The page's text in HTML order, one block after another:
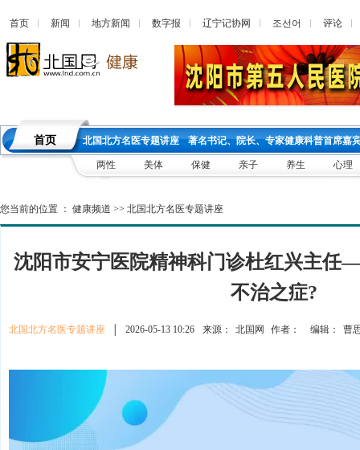
首页 新闻 地方新闻 数字报 辽宁记协网 조선어 评论
首页 北国北方名医专题讲座 著名书记、院长、专家健康科普首席嘉
两性 美体 保健 亲子 养生 心理
您当前的位置 ： 健康频道 >> 北国北方名医专题讲座
沈阳市安宁医院精神科门诊杜红兴主
不治之症?
北国北方名医专题讲座 2026-05-13 10:26 来源： 北国网 作者： 编辑： 曹